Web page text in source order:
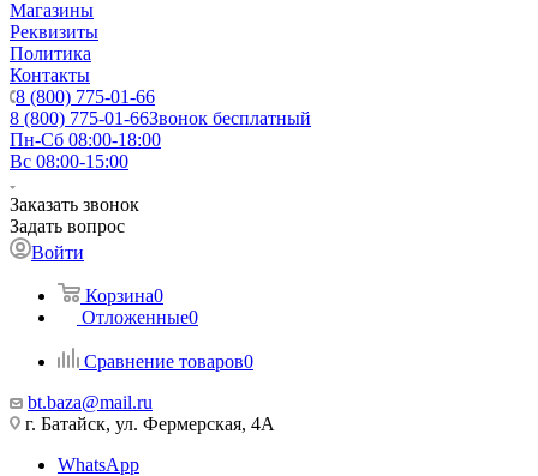
Магазины
Реквизиты
Политика
Контакты
8 (800) 775-01-66
8 (800) 775-01-66Звонок бесплатный
Пн-Сб 08:00-18:00
Вс 08:00-15:00
Заказать звонок
Задать вопрос
Войти
Корзина0
Отложенные0
Сравнение товаров0
bt.baza@mail.ru
г. Батайск, ул. Фермерская, 4А
WhatsApp